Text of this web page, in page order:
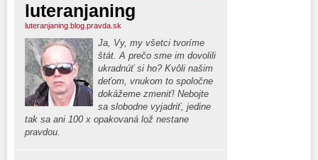
luteranjaning
luteranjaning.blog.pravda.sk
Ja, Vy, my všetci tvoríme
štát. A prečo sme im dovolili
ukradnúť si ho? Kvôli našim
deťom, vnukom to spoločne
dokážeme zmeniť! Nebojte
sa slobodne vyjadriť, jedine
tak sa ani 100 x opakovaná lož nestane
pravdou.